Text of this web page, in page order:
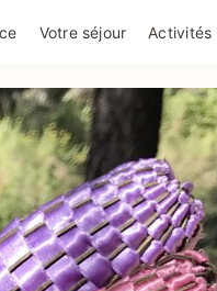
Votre séjour Activités
CONFIDENTIALITÉ